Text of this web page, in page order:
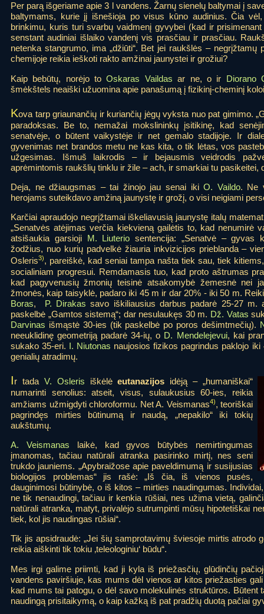
Per parą išgeriame apie 3 l vandens. Žarnų sienelų baltymai į
baltymams, kurie jį išnešioja po visus kūno audinius. Čia
brinkimu, kuris turi svarbų vaidmenį gyvybei (kad ir
senstant audiniai išlaiko vandenį vis prasčiau ir prasčiau.
netenka stangrumo, ima „džiūti“. Bet jei raukšlės –
chemijoje reikia ieškoti rakto amžinai jaunystei ir grožiui?
Kaip bebūtų, norėjo toOskaras Vaildas ar ne, o ir Diorano
šmėkštels neaiški užuomina apie panašumą į fizikinį-cheminį
Kova tarp griaunančių ir kuriančių jėgų vyksta nuo pat gimimo.
paradoksas. Be to, nemažai mokslininkų įsitikinę, kad
senatvėje, o būtent vaikystėje ir net gemalo stadijoje. Ir
gyvenimas net brandos metu ne kas kita, o tik lėtas, vos
užgesimas. Išmuš laikrodis – ir bejausmis veidrodis
aprėmintomis raukšlių tinklu ir žile – ach, ir smarkiai tu pasikeitei,
Deja, ne džiaugsmas – tai žinojo jau senai ikiO. Vaildo. Ne
herojams suteikdavo amžiną jaunystę ir grožį, o visi neigiami
Karčiai apraudojo negrįžtamai iškeliavusią jaunystę italų
„Senatvės atėjimas verčia kiekvieną gailėtis to, kad nenumirė
atsišaukia garsioji M. Liuterio sentencija: „Senatvė – gyvas
žodžius, nuo kurių padvelkė žiauria inkvizicijos prieblanda –
Osleris3), pareiškė, kad seniai tampa našta tiek sau, tiek
socialiniam progresui. Remdamasis tuo, kad proto aštrumas
kad pagyvenusių žmonių teisinė atsakomybė žemesnė nei
žmonės, kaip taisyklė, padaro iki 45 m ir dar 20% - iki 50 m.
Boras, P. Dirakas savo iškiliausius darbus padarė 25-27
paskelbė „Gamtos sistemą“; dar nesulaukęs 30 m. Dž. Vatas
Darvinas išmąstė 30-ies (tik paskelbė po poros dešimtmečių).
neeuklidinę geometriją padarė 34-ių, o D. Mendelejevui, kai
sukako 35-eri. I. Niutonas naujosios fizikos pagrindus paklojo
genialių atradimų.
Ir tada V. Osleris iškėlėeutanazijos idėją – „humaniškai“
numarinti senolius: atseit, visus, sulaukusius 60-ies, reikia
amžiams užmigdyti chloroformu. Net A. Veismanas4), teoriškai
pagrindęs mirties būtinumą ir naudą, „nepakilo“ iki tokių
aukštumų.
A. Veismanas laikė, kad gyvos būtybės nemirtingumas
įmanomas, tačiau natūrali atranka pasirinko mirtį, nes seni
trukdo jauniems. „Apybraižose apie paveldimumą ir susijusias
biologijos problemas“ jis rašė: „Iš čia, iš vienos pusės,
dauginimosi būtinybė, o iš kitos – mirties naudingumas.
ne tik nenaudingi, tačiau ir kenkia rūšiai, nes užima vietą,
natūrali atranka, matyt, privalėjo sutrumpinti mūsų hipotetiškai
tiek, kol jis naudingas rūšiai“.
Tik jis apsidraudė: „Jei šių samprotavimų šviesoje mirtis atrodo
reikia aiškinti tik tokiu ‚teleologiniu‘ būdu“.
Mes irgi galime priimti, kad ji kyla iš priežasčių, glūdinčių
vandens paviršiuje, kas mums dėl vienos ar kitos priežasties
kad mums tai patogu, o dėl savo molekulinės struktūros. Būtent
naudingą prisitaikymą, o kaip kažką iš pat pradžių duotą pačiai